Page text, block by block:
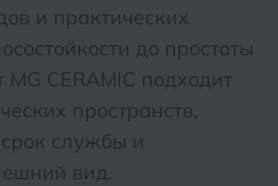
и практических
до простоты
CERAMIC подходит
пространств,
службы и
вид.